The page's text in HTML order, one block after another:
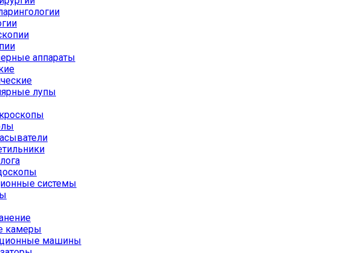
аппараты
лупы
системы
камеры
машины